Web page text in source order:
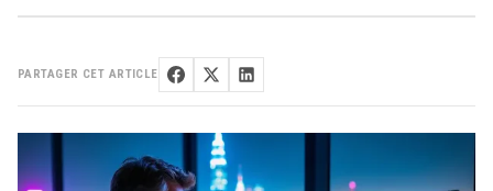
PARTAGER CET ARTICLE